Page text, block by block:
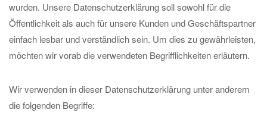
wurden. Unsere Datenschutzerklärung soll sowohl für die
Öffentlichkeit als auch für unsere Kunden und Geschäftspartner
einfach lesbar und verständlich sein. Um dies zu gewährleisten,
möchten wir vorab die verwendeten Begrifflichkeiten erläutern.
Wir verwenden in dieser Datenschutzerklärung unter anderem
die folgenden Begriffe: